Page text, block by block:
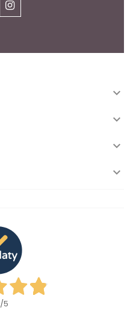




/5